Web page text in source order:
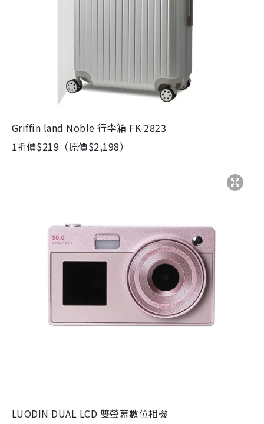
Griffin land Noble 行李箱 FK-2823
1折價$219（原價$2,198）
LUODIN DUAL LCD 雙螢幕數位相機